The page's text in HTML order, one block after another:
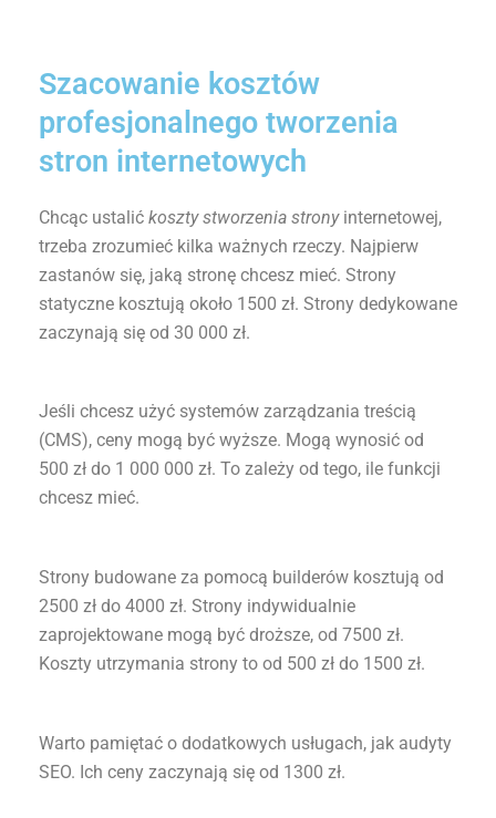
Szacowanie kosztów
profesjonalnego tworzenia
stron internetowych
Chcąc ustalić koszty stworzenia stronyinternetowej,
trzeba zrozumieć kilka ważnych rzeczy. Najpierw
zastanów się, jaką stronę chcesz mieć. Strony
statyczne kosztują około 1500 zł. Strony dedykowane
zaczynają się od 30 000 zł.
Jeśli chcesz użyć systemów zarządzania treścią
(CMS), ceny mogą być wyższe. Mogą wynosić od
500 zł do 1 000 000 zł. To zależy od tego, ile funkcji
chcesz mieć.
Strony budowane za pomocą builderów kosztują od
2500 zł do 4000 zł. Strony indywidualnie
zaprojektowane mogą być droższe, od 7500 zł.
Koszty utrzymania strony to od 500 zł do 1500 zł.
Warto pamiętać o dodatkowych usługach, jak audyty
SEO. Ich ceny zaczynają się od 1300 zł.